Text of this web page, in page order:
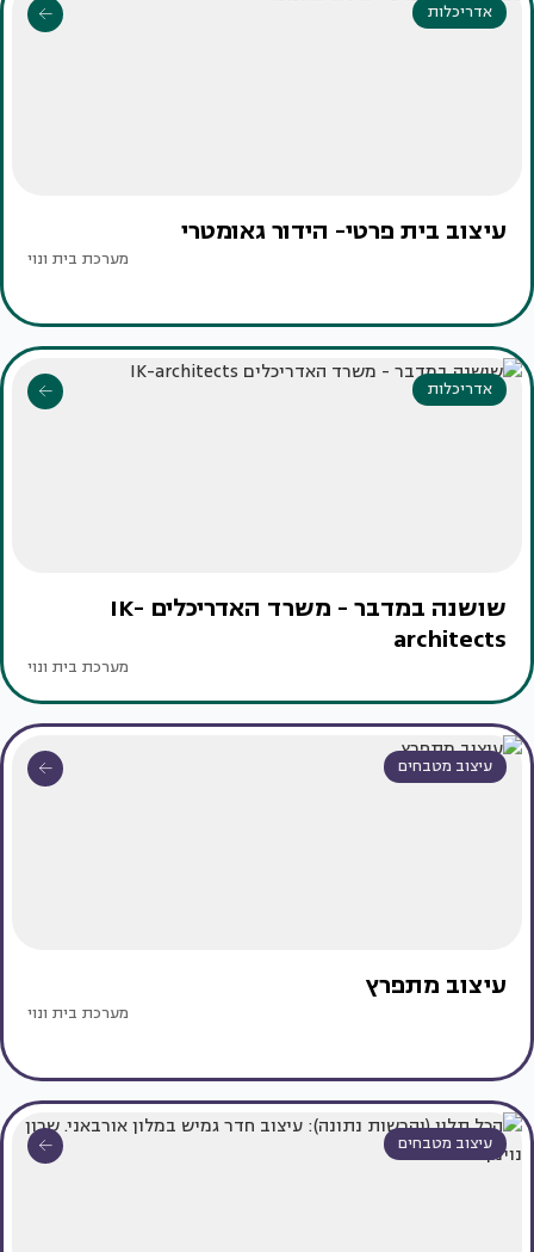
אדריכלות
עיצוב בית פרטי- הידור גאומטרי
מערכת בית ונוי
אדריכלות
שושנה במדבר - משרד האדריכלים IK-
architects
מערכת בית ונוי
עיצוב מטבחים
עיצוב מתפרץ
מערכת בית ונוי
עיצוב מטבחים